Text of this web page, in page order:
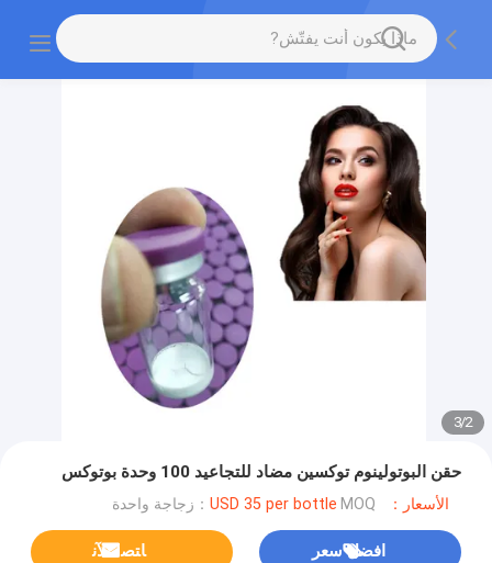
2
/
3
حقن البوتولينوم توكسين مضاد للتجاعيد 100 وحدة بوتوكس
الأسعار：USD 35 per bottle MOQ：زجاجة واحدة
افضل سعر ﺎﺘﺼﻟ ﺍﻶﻧ